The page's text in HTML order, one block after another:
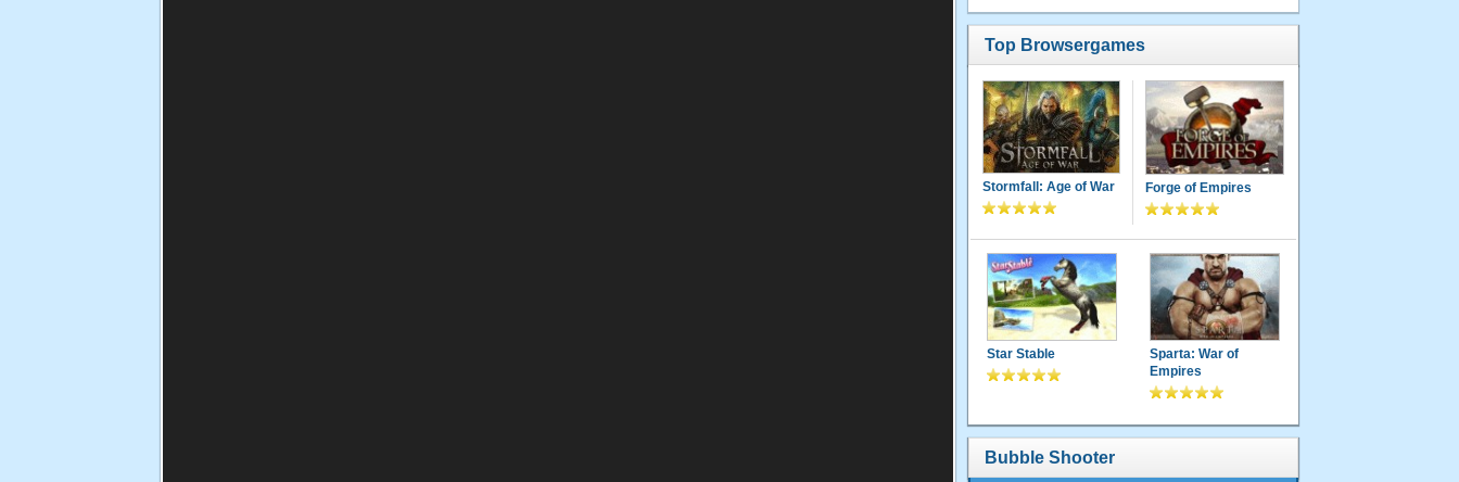
Top Browsergames
Stormfall: Age of War Forge of Empires
Star Stable
Sparta: War of
Empires
Bubble Shooter